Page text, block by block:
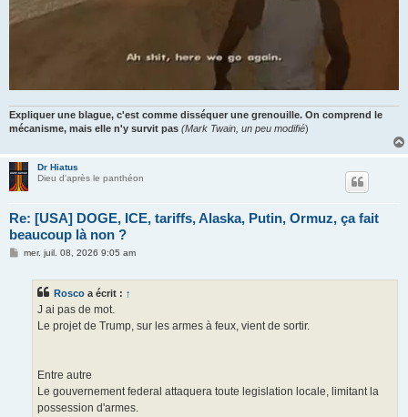
Expliquer une blague, c'est comme disséquer une grenouille. On comprend le
mécanisme, mais elle n'y survit pas (Mark Twain, un peu modifié)
Dr Hiatus
Dieu d'après le panthéon
Re: [USA] DOGE, ICE, tariffs, Alaska, Putin, Ormuz, ça fait
beaucoup là non ?
Mmer. juil. 08, 2026 9:05 am
Rosco a écrit : ↑
J ai pas de mot.
Le projet de Trump, sur les armes à feux, vient de sortir.
Entre autre
Le gouvernement federal attaquera toute legislation locale, limitant la
possession d'armes.